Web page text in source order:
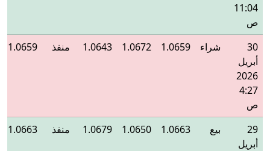
11:04
ص
30
أبريل
2026
4:27
ص
شراء 1.0659
1.0672
1.0643 منفذ 1.0659
29
أبريل
بيع 1.0663
1.0650
1.0679 منفذ 1.0663